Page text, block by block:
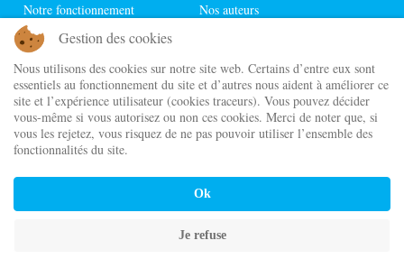
Notre fonctionnement
Nos auteurs
Nos actualités
Notre boutique
Nos chroniqueurs
Nos séries
Maison d'édition indépendante
Cordes de lune Éditions
Gestion des cookies
Nous utilisons des cookies sur notre site web. Certains d’entre eux sont
essentiels au fonctionnement du site et d’autres nous aident à améliorer ce
site et l’expérience utilisateur (cookies traceurs). Vous pouvez décider
vous-même si vous autorisez ou non ces cookies. Merci de noter que, si
vous les rejetez, vous risquez de ne pas pouvoir utiliser l’ensemble des
fonctionnalités du site.
Ok
Je refuse